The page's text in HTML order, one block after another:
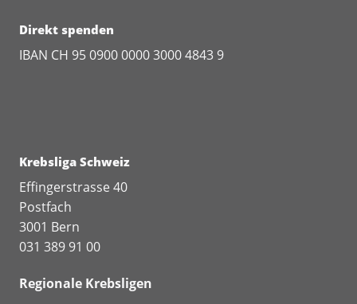
Direkt spenden
IBAN CH 95 0900 0000 3000 4843 9
Krebsliga Schweiz
Effingerstrasse 40
Postfach
3001 Bern
031 389 91 00
Regionale Krebsligen